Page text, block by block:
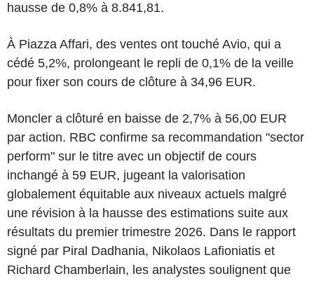
hausse de 0,8% à 8.841,81.
À Piazza Affari, des ventes ont touché Avio, qui a
cédé 5,2%, prolongeant le repli de 0,1% de la veille
pour fixer son cours de clôture à 34,96 EUR.
Moncler a clôturé en baisse de 2,7% à 56,00 EUR
par action. RBC confirme sa recommandation "sector
perform" sur le titre avec un objectif de cours
inchangé à 59 EUR, jugeant la valorisation
globalement équitable aux niveaux actuels malgré
une révision à la hausse des estimations suite aux
résultats du premier trimestre 2026. Dans le rapport
signé par Piral Dadhania, Nikolaos Lafioniatis et
Richard Chamberlain, les analystes soulignent que